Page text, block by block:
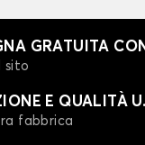
GRATUITA
sito
E QUALITÀ
fabbrica